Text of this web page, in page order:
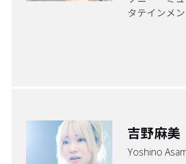
タテインメ
吉野麻美
Yoshino